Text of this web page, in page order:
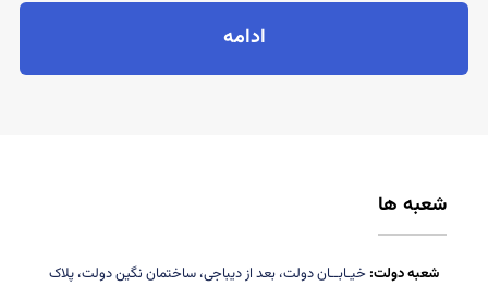
ادامه
شعبه ها
شعبه دولت: خیـابــان دولت، بعد از دیباجی، ساختمان نگین دولت، پلاک